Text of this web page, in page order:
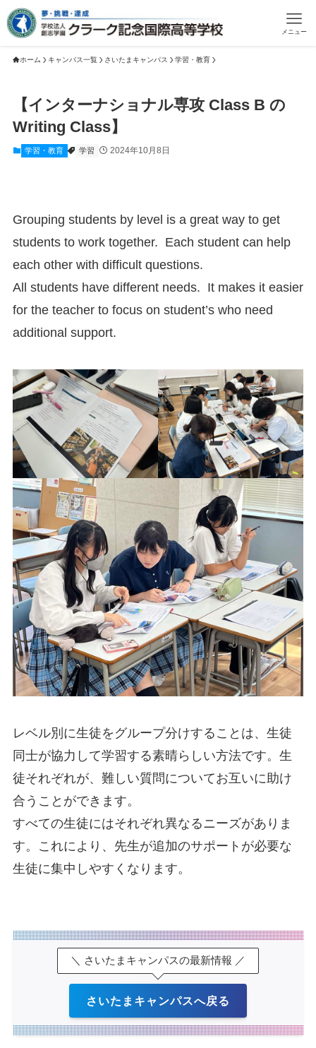
メニュー
ホーム キャンパス一覧 さいたまキャンパス 学習・教育
【インターナショナル専攻 Class B の
Writing Class】
学習・教育 学習 2024年10月8日
Grouping students by level is a great way to get
students to work together. Each student can help
each other with difficult questions.
All students have different needs. It makes it easier
for the teacher to focus on student’s who need
additional support.
レベル別に生徒をグループ分けすることは、生徒
同士が協力して学習する素晴らしい方法です。生
徒それぞれが、難しい質問についてお互いに助け
合うことができます。
すべての生徒にはそれぞれ異なるニーズがありま
す。これにより、先生が追加のサポートが必要な
生徒に集中しやすくなります。
＼ さいたまキャンパスの最新情報 ／
さいたまキャンパスへ戻る